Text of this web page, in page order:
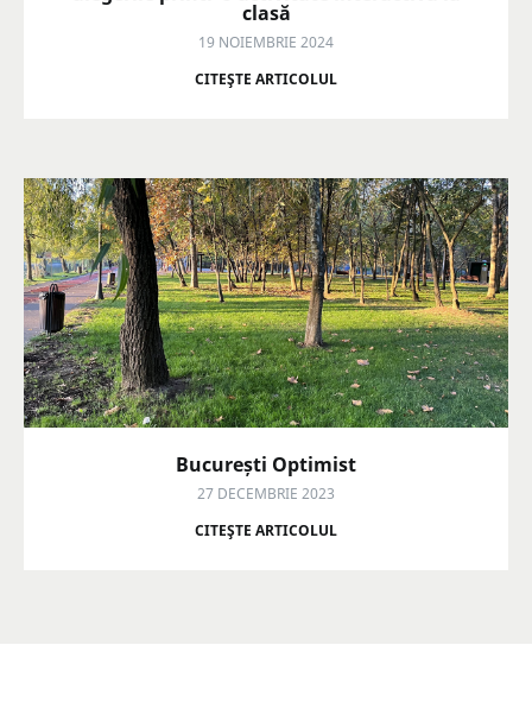
clasă
19 NOIEMBRIE 2024
CITEŞTE ARTICOLUL
București Optimist
27 DECEMBRIE 2023
CITEŞTE ARTICOLUL